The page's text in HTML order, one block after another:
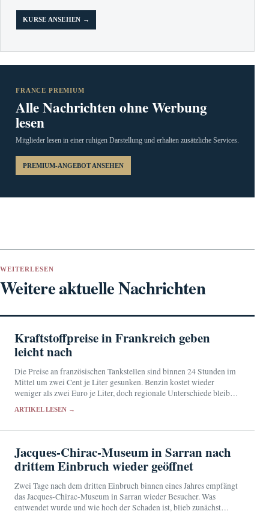
KURSE ANSEHEN →
FRANCE PREMIUM
Alle Nachrichten ohne Werbung
lesen
Mitglieder lesen in einer ruhigen Darstellung und erhalten zusätzliche Services.
PREMIUM-ANGEBOT ANSEHEN
WEITERLESEN
Weitere aktuelle Nachrichten
Kraftstoffpreise in Frankreich geben
leicht nach
Die Preise an französischen Tankstellen sind binnen 24 Stunden im
Mittel um zwei Cent je Liter gesunken. Benzin kostet wieder
weniger als zwei Euro je Liter, doch regionale Unterschiede bleiben
ARTIKEL LESEN →
Jacques-Chirac-Museum in Sarran nach
drittem Einbruch wieder geöffnet
Zwei Tage nach dem dritten Einbruch binnen eines Jahres empfängt
das Jacques-Chirac-Museum in Sarran wieder Besucher. Was
entwendet wurde und wie hoch der Schaden ist, blieb zunächst